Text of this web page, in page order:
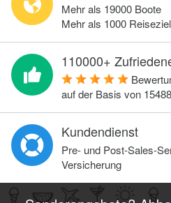
Mehr als 19000 Boote
Mehr als 1000
110000+
auf der Basis von 15488
Kundendienst
Pre- und Post-Sales-
Versicherung